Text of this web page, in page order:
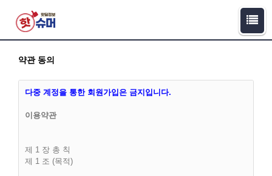
약관 동의
다중 계정을 통한 회원가입은 금지입니다.
이용약관
제 1 장 총 칙
제 1 조 (목적)